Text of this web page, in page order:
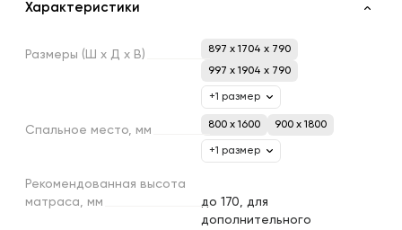
Характеристики
Размеры (Ш х Д х В)
897 x 1704 x 790
997 x 1904 x 790
+1 размер
Спальное место, мм 800 х 1600 900 х 1800
+1 размер
Рекомендованная высота
матраса, мм
до 170, для
дополнительного